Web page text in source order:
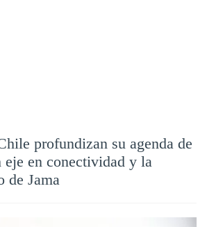
profundizan su agenda de
eje en conectividad y la
de Jama